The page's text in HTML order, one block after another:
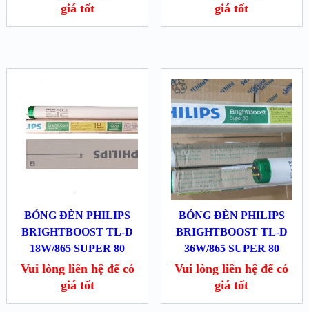
giá tốt
giá tốt
BÓNG ĐÈN PHILIPS
BRIGHTBOOST TL-D
18W/865 SUPER 80
Vui lòng liên hệ để có
giá tốt
BÓNG ĐÈN PHILIPS
BRIGHTBOOST TL-D
36W/865 SUPER 80
Vui lòng liên hệ để có
giá tốt